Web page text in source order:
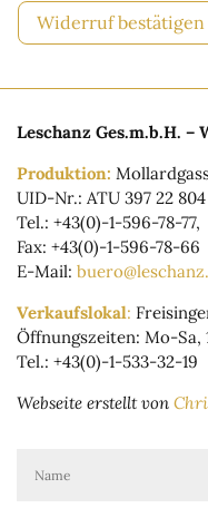
Widerruf bestätigen
Leschanz Ges.m.b.H.
Produktion:
UID-Nr.: ATU 397 22 804
Tel.: +43(0)-1-596-78-77,
Fax: +43(0)-1-596-78-66
E-Mail:
Verkaufslokal:
Öffnungszeiten: Mo-Sa,
Tel.: +43(0)-1-533-32-19
Webseite erstellt von